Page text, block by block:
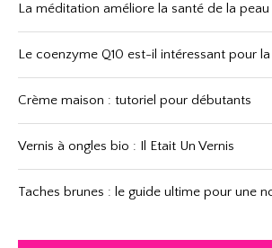
La méditation améliore la santé de la peau
Le coenzyme Q10 est-il intéressant pour la
Crème maison : tutoriel pour débutants
Vernis à ongles bio : Il Etait Un Vernis
Taches brunes : le guide ultime pour une